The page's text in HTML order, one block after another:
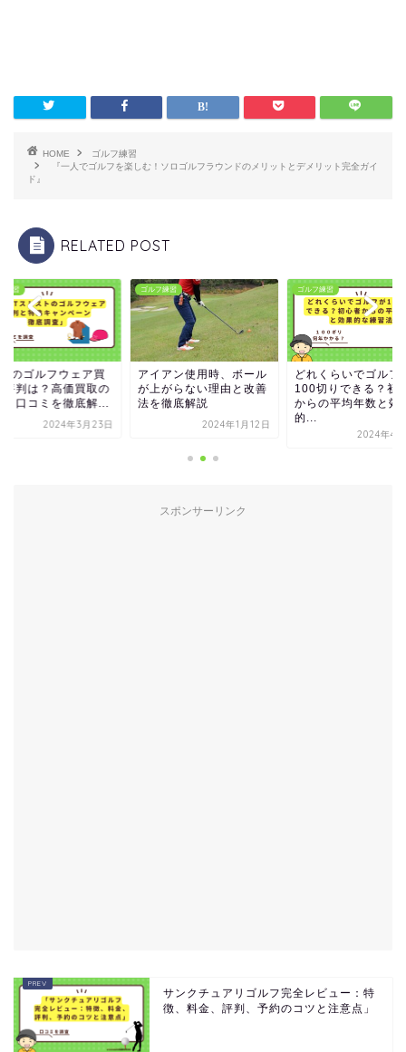
HOME
ゴルフ練習
『一人でゴルフを楽しむ！ソロゴルフラウンドのメリットとデメリット完全ガイ
ド』
RELATED POST
練習
のゴルフウェア買
評判は？高価買取の
と口コミを徹底解...
2024年3月23日
ゴルフ練習
アイアン使用時、ボール
が上がらない理由と改善
法を徹底解説
2024年1月12日
ゴルフ練習
どれくらいでゴルフ
100切りできる？初
からの平均年数と効
的...
2024年4
スポンサーリンク
サンクチュアリゴルフ完全レビュー：特
徴、料金、評判、予約のコツと注意点」